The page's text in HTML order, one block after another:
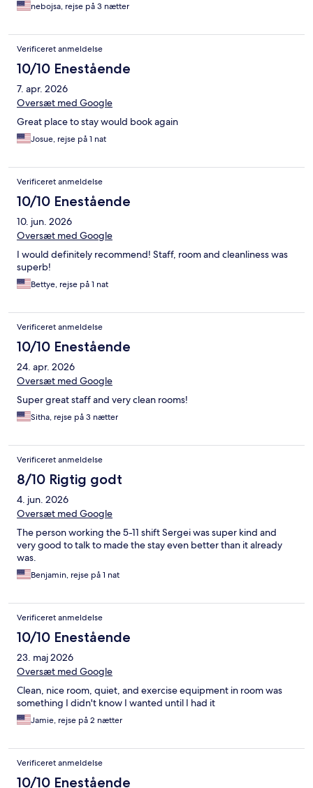
nebojsa, rejse på 3 nætter
Verificeret anmeldelse
10/10 Enestående
7. apr. 2026
Oversæt med Google
Great place to stay would book again
Josue, rejse på 1 nat
Verificeret anmeldelse
10/10 Enestående
10. jun. 2026
Oversæt med Google
I would definitely recommend! Staff, room and cleanliness was
superb!
Bettye, rejse på 1 nat
Verificeret anmeldelse
10/10 Enestående
24. apr. 2026
Oversæt med Google
Super great staff and very clean rooms!
Sitha, rejse på 3 nætter
Verificeret anmeldelse
8/10 Rigtig godt
4. jun. 2026
Oversæt med Google
The person working the 5-11 shift Sergei was super kind and
very good to talk to made the stay even better than it already
was.
Benjamin, rejse på 1 nat
Verificeret anmeldelse
10/10 Enestående
23. maj 2026
Oversæt med Google
Clean, nice room, quiet, and exercise equipment in room was
something I didn't know I wanted until I had it
Jamie, rejse på 2 nætter
Verificeret anmeldelse
10/10 Enestående